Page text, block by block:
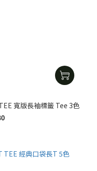
寬版長袖標籤 Tee 3色